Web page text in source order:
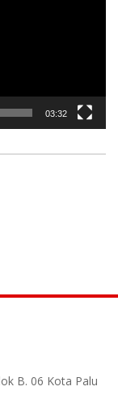
03:32
B. 06 Kota Palu